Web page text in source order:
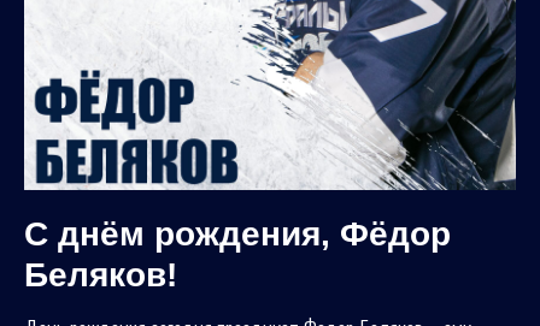
С днём рождения, Фёдор
Беляков!